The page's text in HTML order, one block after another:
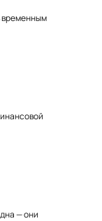
временным
— они